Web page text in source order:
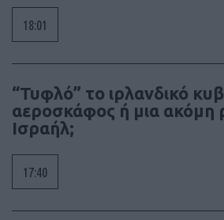
18:01
“Τυφλό” το ιρλανδικό
αεροσκάφος ή μια ακόμη
Ισραήλ;
17:40